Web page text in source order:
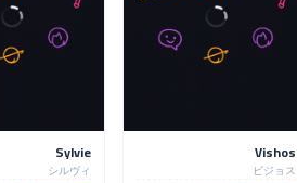
Vishos
ビジョス
Sylvie
シルヴィ